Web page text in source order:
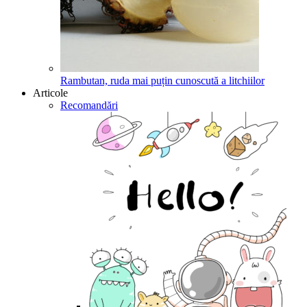
Rambutan, ruda mai puțin cunoscută a litchiilor
Articole
Recomandări